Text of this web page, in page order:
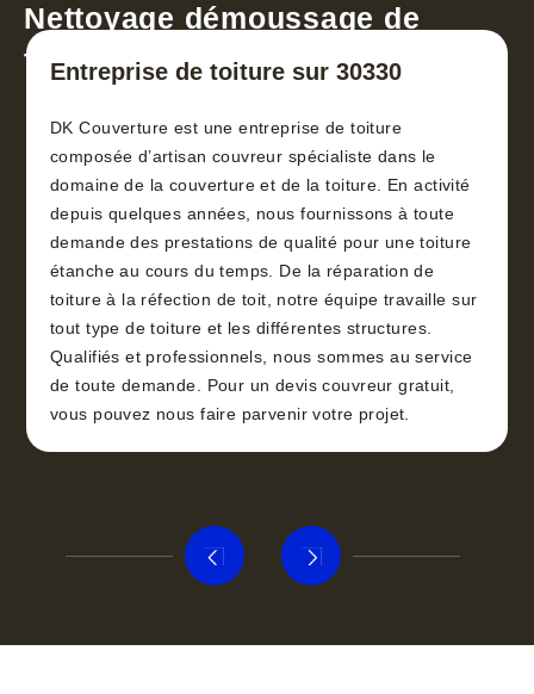
Nettoyage démoussage de
toiture 30
Entreprise de toiture sur 30330
DK Couverture est une entreprise de toiture
composée d’artisan couvreur spécialiste dans le
domaine de la couverture et de la toiture. En activité
depuis quelques années, nous fournissons à toute
demande des prestations de qualité pour une toiture
étanche au cours du temps. De la réparation de
toiture à la réfection de toit, notre équipe travaille sur
tout type de toiture et les différentes structures.
Qualifiés et professionnels, nous sommes au service
de toute demande. Pour un devis couvreur gratuit,
vous pouvez nous faire parvenir votre projet.